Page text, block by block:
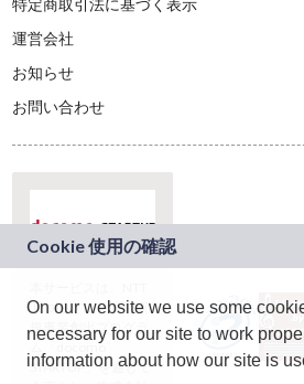
特定商取引法に基づく表示
運営会社
お知らせ
お問い合わせ
ドコモグループの新
規事業創出プログラ
ム「docomo
STARTUP」を通じて
On our website we use some
necessary for our site to work
information about how our site is